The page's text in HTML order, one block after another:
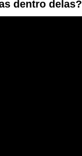
dentro delas?